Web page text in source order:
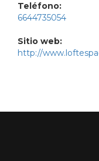
Teléfono:
6644735054
Sitio web:
http://